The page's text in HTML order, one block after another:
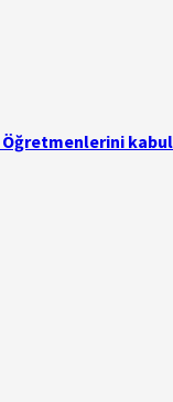
Öğretmenlerini kabul